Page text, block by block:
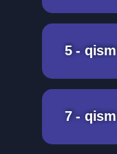
5 - qism
7 - qism